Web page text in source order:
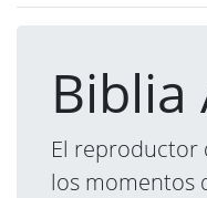
Biblia
El reproductor
los momentos